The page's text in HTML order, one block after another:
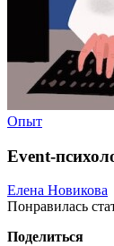
Опыт
Event-
Елена Новикова
Понравилась
Поделиться